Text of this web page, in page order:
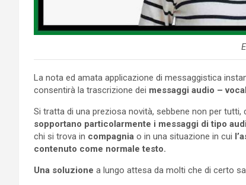
La nota ed amata applicazione di messaggistica
consentirà la trascrizione dei messaggi audio –
Si tratta di una preziosa novità, sebbene non per
sopportano particolarmente i messaggi di tipo
chi si trova in compagnia o in una situazione in cui
contenuto come normale testo.
Una soluzione a lungo attesa da molti che di certo